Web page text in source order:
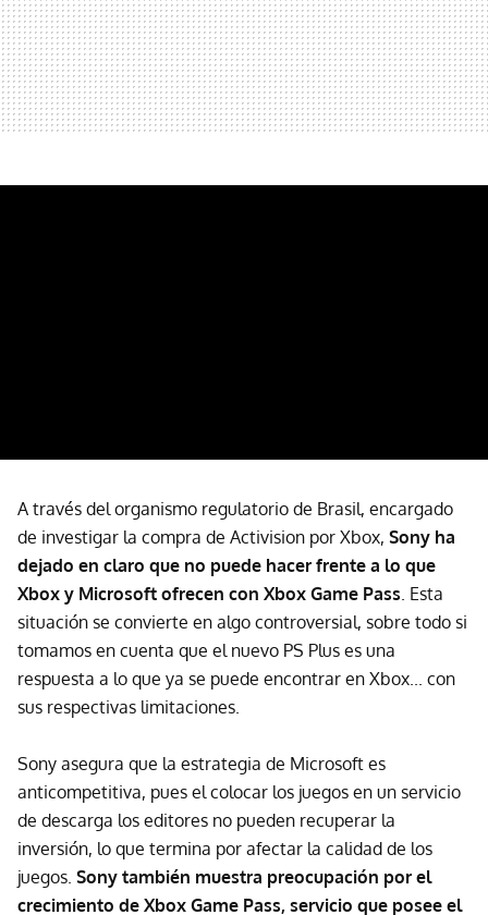
A través del organismo regulatorio de Brasil, encargado
de investigar la compra de Activision por Xbox, Sony ha
dejado en claro que no puede hacer frente a lo que
Xbox y Microsoft ofrecen con Xbox Game Pass . Esta
situación se convierte en algo controversial, sobre todo si
tomamos en cuenta que el nuevo PS Plus es una
respuesta a lo que ya se puede encontrar en Xbox... con
sus respectivas limitaciones.
Sony asegura que la estrategia de Microsoft es
anticompetitiva, pues el colocar los juegos en un servicio
de descarga los editores no pueden recuperar la
inversión, lo que termina por afectar la calidad de los
juegos. Sony también muestra preocupación por el
crecimiento de Xbox Game Pass, servicio que posee el